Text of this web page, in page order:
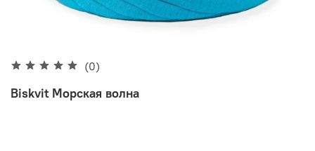
(0)
Biskvit Морская волна